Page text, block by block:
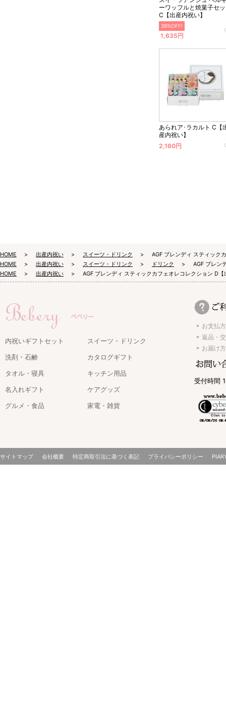
ーワッフルと焼菓子セ
C【出産内祝い】
39%OFF!
1,635円
あられア･ラカルト C【
産内祝い】
2,160円
HOME 出産内祝い スイーツ・ドリンク
AGF ブレンディ スティック
HOME
出産内祝い スイーツ・ドリンク ドリンク
AGF ブレン
HOME
出産内祝い AGF ブレンディ スティックカフェオレコレクション D【
内祝いギフトセット
スイーツ・ドリンク
洗剤・石鹸
カタログギフト
タオル・寝具
キッチン用品
名入れギフト
ケアグッズ
グルメ・食品
家電・雑貨
お支払
返品・
お届け
受付時間
サイトマップ 会社概要 特定商取引法に基づく表記 プライバシーポリシー